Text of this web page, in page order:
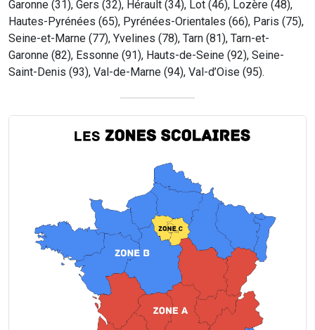
Garonne (31), Gers (32), Hérault (34), Lot (46), Lozère (48),
Hautes-Pyrénées (65), Pyrénées-Orientales (66), Paris (75),
Seine-et-Marne (77), Yvelines (78), Tarn (81), Tarn-et-
Garonne (82), Essonne (91), Hauts-de-Seine (92), Seine-
Saint-Denis (93), Val-de-Marne (94), Val-d’Oise (95).